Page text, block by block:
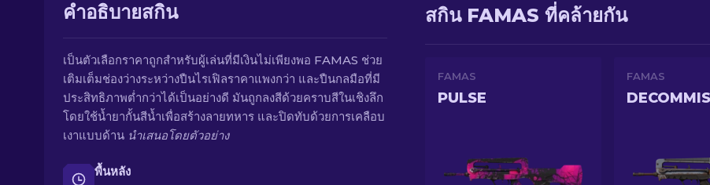
คำอธิบายสกิน
เป็นตัวเลือกราคาถูกสำหรับผู้เล่นที่มีเงินไม่เพียงพอ FAMAS ช่วย
เติมเต็มช่องว่างระหว่างปืนไรเฟิลราคาแพงกว่า และปืนกลมือที่มี
ประสิทธิภาพต่ำกว่าได้เป็นอย่างดี มันถูกลงสีด้วยคราบสีในเชิงลึก
โดยใช้น้ำยากั้นสีน้ำเพื่อสร้างลายทหาร และปิดทับด้วยการเคลือบ
เงาแบบด้าน นำเสนอโดยตัวอย่าง
พื้นหลัง
สกิน FAMAS ที่คล้ายกัน
FAMAS
PULSE
FAMAS